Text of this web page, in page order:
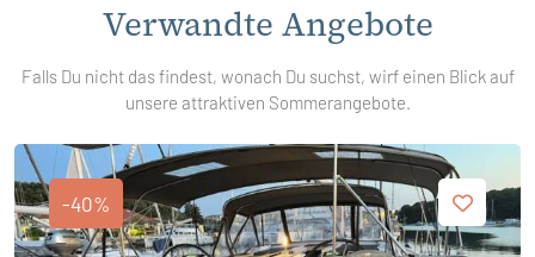
Verwandte Angebote
Falls Du nicht das findest, wonach Du suchst, wirf einen Blick auf
unsere attraktiven Sommerangebote.
-40%